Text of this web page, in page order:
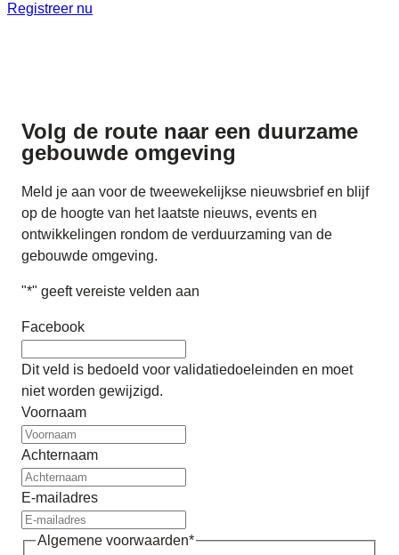
Registreer nu
Volg de route naar een duurzame
gebouwde omgeving
Meld je aan voor de tweewekelijkse nieuwsbrief en blijf
op de hoogte van het laatste nieuws, events en
ontwikkelingen rondom de verduurzaming van de
gebouwde omgeving.
"*" geeft vereiste velden aan
Facebook
Dit veld is bedoeld voor validatiedoeleinden en moet
niet worden gewijzigd.
Voornaam
Achternaam
E-mailadres
Algemene voorwaarden*